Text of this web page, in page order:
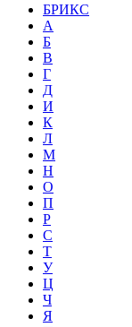
БРИКС
А
Б
В
Г
Д
И
К
Л
М
Н
О
П
Р
С
Т
У
Ц
Ч
Я